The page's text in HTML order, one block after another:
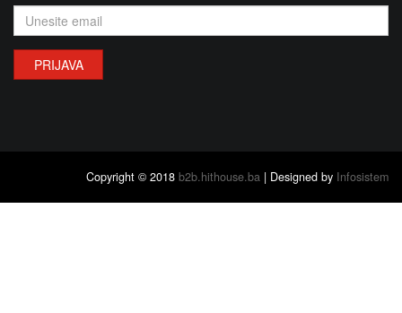
PRIJAVA
Copyright © 2018 b2b.hithouse.ba | Designed by Infosistem